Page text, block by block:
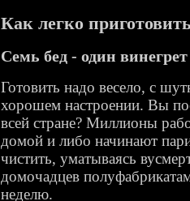
Как легко
Семь бед - один винегрет
Готовить надо весело, с
хорошем настроении. Вы
всей стране? Миллионы
домой и либо начинают
чистить, уматываясь
домочадцев
неделю.